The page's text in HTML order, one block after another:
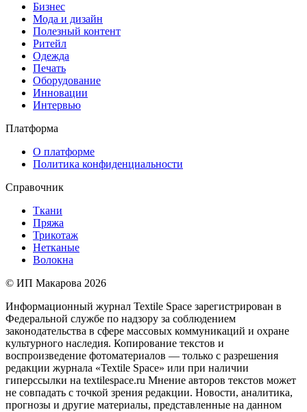
Бизнес
Мода и дизайн
Полезный контент
Ритейл
Одежда
Печать
Оборудование
Инновации
Интервью
Платформа
О платформе
Политика конфиденциальности
Справочник
Ткани
Пряжа
Трикотаж
Нетканые
Волокна
© ИП Макарова 2026
Информационный журнал Textile Space зарегистрирован в
Федеральной службе по надзору за соблюдением
законодательства в сфере массовых коммуникаций и охране
культурного наследия. Копирование текстов и
воспроизведение фотоматериалов — только с разрешения
редакции журнала «Textile Space» или при наличии
гиперссылки на textilespace.ru Мнение авторов текстов может
не совпадать с точкой зрения редакции. Новости, аналитика,
прогнозы и другие материалы, представленные на данном